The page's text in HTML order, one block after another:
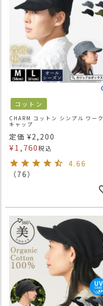
コットン
CHARM コットン シンプル ワーク
キャップ
定価 ¥2,200
¥1,760税込
4.66
（76）